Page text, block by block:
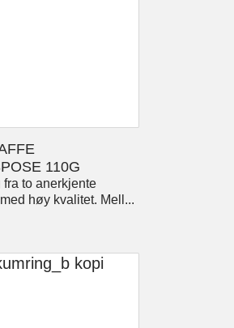
110G
fra to anerkjente
høy kvalitet. Mell...